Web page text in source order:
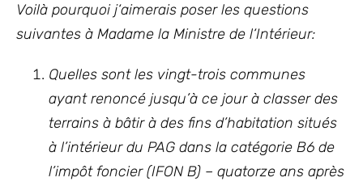
Voilà pourquoi j‘aimerais poser les questions
suivantes à Madame la Ministre de l‘Intérieur:
Quelles sont les vingt-trois communes
ayant renoncé jusqu’à ce jour à classer des
terrains à bâtir à des fins d’habitation situés
à l’intérieur du PAG dans la catégorie B6 de
l’impôt foncier (IFON B) – quatorze ans après